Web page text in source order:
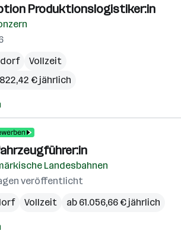
Produktionslogistiker:in
Vollzeit
€ jährlich
Landesbahnen
veröffentlicht
Vollzeit ab 61.056,66 € jährlich